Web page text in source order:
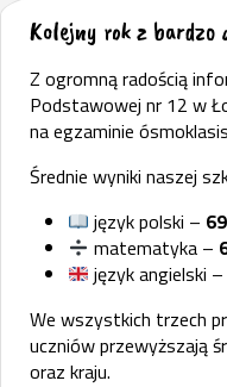
Kolejny rok z bardzo
Z ogromną radością
Podstawowej nr 12 w
na egzaminie
Średnie wyniki naszej
język polski –
matematyka –
język angielski –
We wszystkich trzech
uczniów przewyższają
oraz kraju.